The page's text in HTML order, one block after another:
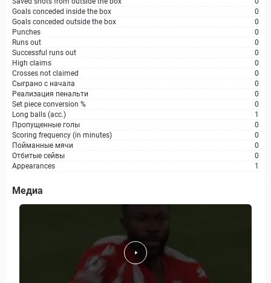
Goals conceded inside the box
0
Goals conceded outside the box
0
Punches
0
Runs out
0
Successful runs out
0
High claims
0
Crosses not claimed
0
Сыграно с начала
0
Реализация пенальти
0
Set piece conversion %
0
Long balls (acc.)
1
Пропущенные голы
0
Scoring frequency (in minutes)
0
Пойманные мячи
0
Отбитые сейвы
0
Appearances
1
Медиа